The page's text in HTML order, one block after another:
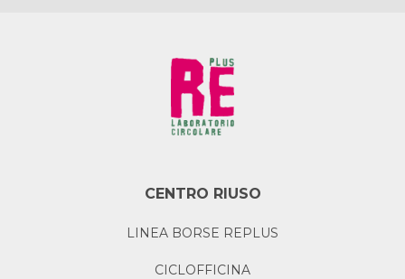
CENTRO RIUSO
LINEA BORSE REPLUS
CICLOFFICINA